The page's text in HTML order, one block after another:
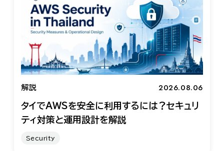
解説 2026.08.06
タイでAWSを安全に利用するには？セキュリ
ティ対策と運用設計を解説
Security